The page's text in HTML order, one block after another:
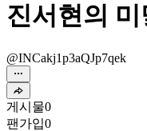
진서현의 미
@INCakj1p3aQJp7qek
게시물0
팬가입0